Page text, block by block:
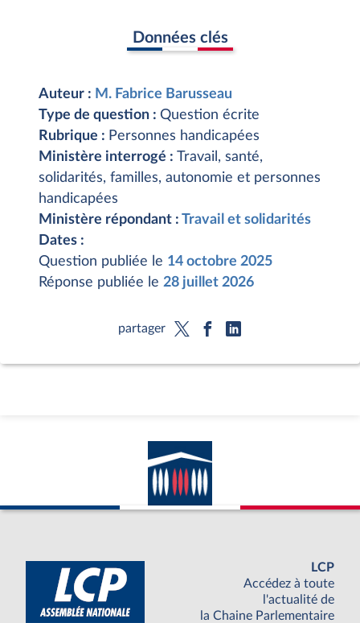
Données clés
Auteur : M. Fabrice Barusseau
Type de question : Question écrite
Rubrique : Personnes handicapées
Ministère interrogé : Travail, santé,
solidarités, familles, autonomie et personnes
handicapées
Ministère répondant : Travail et solidarités
Dates :
Question publiée le 14 octobre 2025
Réponse publiée le 28 juillet 2026
partager
LCP
Accédez à toute
l'actualité de
la Chaine Parlementaire